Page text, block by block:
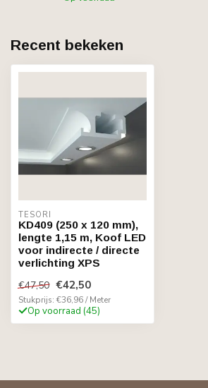
Recent bekeken
TESORI
KD409 (250 x 120 mm),
lengte 1,15 m, Koof LED
voor indirecte / directe
verlichting XPS
€47,50 €42,50
Stukprijs: €36,96 / Meter
Op voorraad (45)